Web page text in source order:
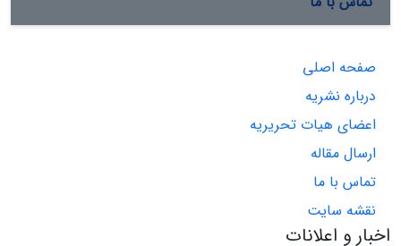
صفحه اصلی
درباره نشریه
اعضای هیات تحریریه
ارسال مقاله
تماس با ما
نقشه سایت
اخبار و اعلانات